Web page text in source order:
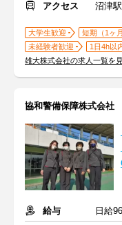
アクセス
沼津駅
大学生歓迎 短期（1ヶ
未経験者歓迎
1日4h以
雄大株式会社の求人一覧を
協和警備保障株式会社
給与
日給